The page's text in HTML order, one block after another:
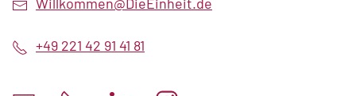
Willkommen@DieEinheit.de
+49 221 42 91 41 81